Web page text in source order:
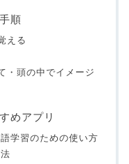
順
える
・頭の中でイメージ
めアプリ
学習のための使い方